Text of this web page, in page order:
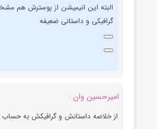
البته این انیمیشن از پوسترش هم
گرافیکی و داستانی ضعیفه
امیرحسین وان :
از خلاصه داستانش و گرافیکش به حساب‌